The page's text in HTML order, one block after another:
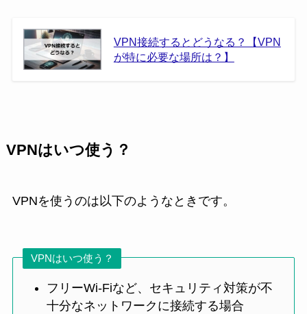
VPN接続するとどうなる？【VPN
が特に必要な場所は？】
VPNはいつ使う？
VPNを使うのは以下のようなときです。
VPNはいつ使う？
フリーWi-Fiなど、セキュリティ対策が不
十分なネットワークに接続する場合